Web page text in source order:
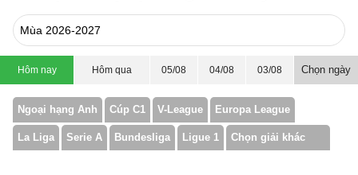
Hôm nay Hôm qua 05/08 04/08 03/08 Chọn ngày
Ngoại hạng Anh Cúp C1 V-League Europa League
La Liga Serie A Bundesliga Ligue 1 Chọn giải khác